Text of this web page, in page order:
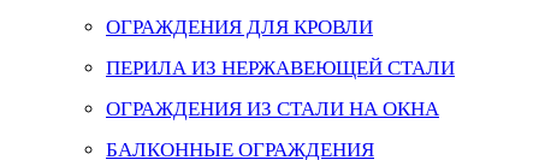
ОГРАЖДЕНИЯ ДЛЯ КРОВЛИ
ПЕРИЛА ИЗ НЕРЖАВЕЮЩЕЙ СТАЛИ
ОГРАЖДЕНИЯ ИЗ СТАЛИ НА ОКНА
БАЛКОННЫЕ ОГРАЖДЕНИЯ